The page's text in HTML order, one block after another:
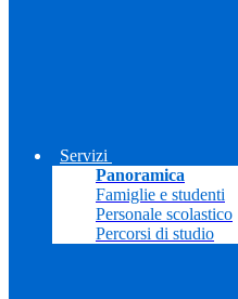
Servizi
Panoramica
Famiglie e studenti
Personale scolastico
Percorsi di studio